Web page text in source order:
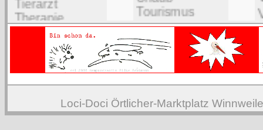
Loci-Doci Örtlicher-Marktplatz